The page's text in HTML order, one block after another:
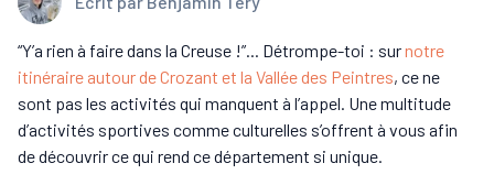
“Y’a rien à faire dans la Creuse !”... Détrompe-toi : surnotre
itinéraire autour de Crozant et la Vallée des Peintres, ce ne
sont pas les activités qui manquent à l’appel. Une multitude
d’activités sportives comme culturelles s’offrent à vous afin
de découvrir ce qui rend ce département si unique.